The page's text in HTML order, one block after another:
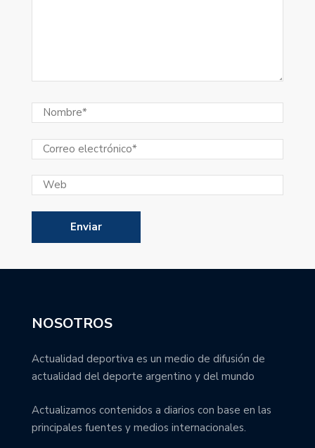
NOSOTROS
Actualidad deportiva es un medio de difusión de
actualidad del deporte argentino y del mundo
Actualizamos contenidos a diarios con base en las
principales fuentes y medios internacionales.